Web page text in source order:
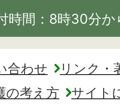
時間：8時30分
合わせ
リンク・
の考え方
サイト